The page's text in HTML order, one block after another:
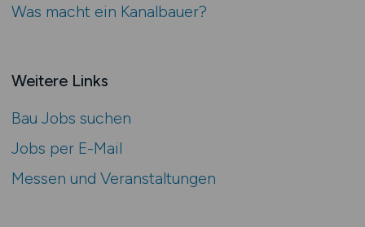
Was macht ein Kanal­­bauer?
Weitere Links
Bau Jobs suchen
Jobs per E-Mail
Messen und Veranstaltungen